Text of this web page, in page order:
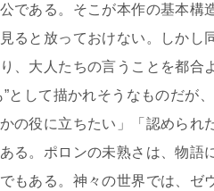
である。そこが本作の基本構
ると放っておけない。しかし
、大人たちの言うことを都合
として描かれそうなものだが
の役に立ちたい」「認められ
る。ポロンの未熟さは、物語
もある。神々の世界では、ゼ